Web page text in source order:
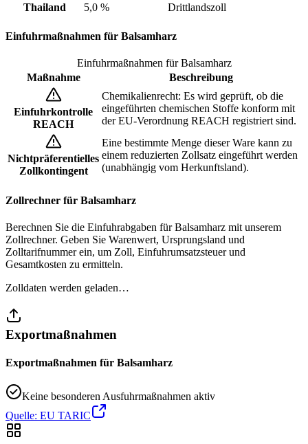
Thailand
5,0 % Drittlandszoll
Einfuhrmaßnahmen für Balsamharz
Einfuhrmaßnahmen für Balsamharz
Maßnahme
Beschreibung
Einfuhrkontrolle
REACH
Chemikalienrecht: Es wird geprüft, ob die
eingeführten chemischen Stoffe konform mit
der EU-Verordnung REACH registriert sind.
Nichtpräferentielles
Zollkontingent
Eine bestimmte Menge dieser Ware kann zu
einem reduzierten Zollsatz eingeführt werden
(unabhängig vom Herkunftsland).
Zollrechner für Balsamharz
Berechnen Sie die Einfuhrabgaben für Balsamharz mit unserem
Zollrechner. Geben Sie Warenwert, Ursprungsland und
Zolltarifnummer ein, um Zoll, Einfuhrumsatzsteuer und
Gesamtkosten zu ermitteln.
Zolldaten werden geladen…
Exportmaßnahmen
Exportmaßnahmen für Balsamharz
Keine besonderen Ausfuhrmaßnahmen aktiv
Quelle: EU TARIC